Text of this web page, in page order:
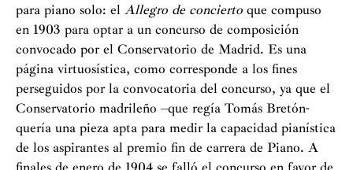
para piano solo: el Allegro de concierto que compuso
en 1903 para optar a un concurso de composición
convocado por el Conservatorio de Madrid. Es una
página virtuosística, como corresponde a los fines
perseguidos por la convocatoria del concurso, ya que el
Conservatorio madrileño –que regía Tomás Bretón-
quería una pieza apta para medir la capacidad pianística
de los aspirantes al premio fin de carrera de Piano. A